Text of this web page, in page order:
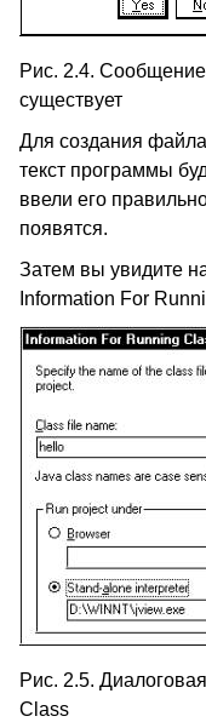
Рис. 2.4.
существует
Для создания
текст программы
ввели его
появятся.
Затем вы увидите
Information For
Рис. 2.5.
Class